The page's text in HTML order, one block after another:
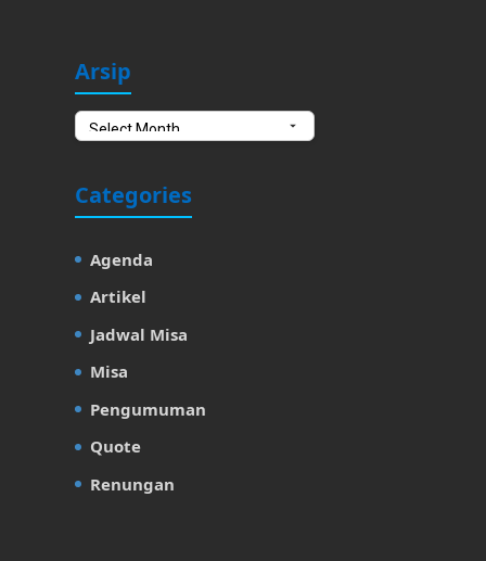
ArsipArsip
Categories
Agenda
Artikel
Jadwal Misa
Misa
Pengumuman
Quote
Renungan